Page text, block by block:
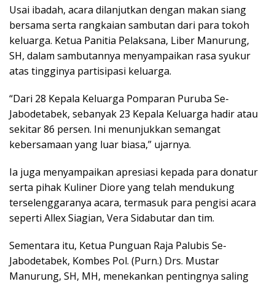
Usai ibadah, acara dilanjutkan dengan makan siang
bersama serta rangkaian sambutan dari para tokoh
keluarga. Ketua Panitia Pelaksana, Liber Manurung,
SH, dalam sambutannya menyampaikan rasa syukur
atas tingginya partisipasi keluarga.
“Dari 28 Kepala Keluarga Pomparan Puruba Se-
Jabodetabek, sebanyak 23 Kepala Keluarga hadir atau
sekitar 86 persen. Ini menunjukkan semangat
kebersamaan yang luar biasa,” ujarnya.
Ia juga menyampaikan apresiasi kepada para donatur
serta pihak Kuliner Diore yang telah mendukung
terselenggaranya acara, termasuk para pengisi acara
seperti Allex Siagian, Vera Sidabutar dan tim.
Sementara itu, Ketua Punguan Raja Palubis Se-
Jabodetabek, Kombes Pol. (Purn.) Drs. Mustar
Manurung, SH, MH, menekankan pentingnya saling